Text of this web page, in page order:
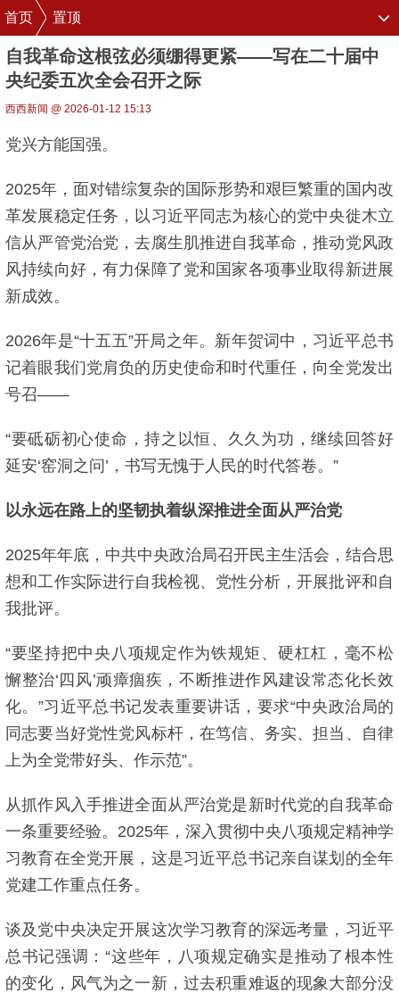
首页 置顶
自我革命这根弦必须绷得更紧——写在二十届中
央纪委五次全会召开之际
西西新闻 @ 2026-01-12 15:13
党兴方能国强。
2025年，面对错综复杂的国际形势和艰巨繁重的国内改
革发展稳定任务，以习近平同志为核心的党中央徙木立
信从严管党治党，去腐生肌推进自我革命，推动党风政
风持续向好，有力保障了党和国家各项事业取得新进展
新成效。
2026年是“十五五”开局之年。新年贺词中，习近平总书
记着眼我们党肩负的历史使命和时代重任，向全党发出
号召——
“要砥砺初心使命，持之以恒、久久为功，继续回答好
延安‘窑洞之问’，书写无愧于人民的时代答卷。”
以永远在路上的坚韧执着纵深推进全面从严治党
2025年年底，中共中央政治局召开民主生活会，结合思
想和工作实际进行自我检视、党性分析，开展批评和自
我批评。
“要坚持把中央八项规定作为铁规矩、硬杠杠，毫不松
懈整治‘四风’顽瘴痼疾，不断推进作风建设常态化长效
化。”习近平总书记发表重要讲话，要求“中央政治局的
同志要当好党性党风标杆，在笃信、务实、担当、自律
上为全党带好头、作示范”。
从抓作风入手推进全面从严治党是新时代党的自我革命
一条重要经验。2025年，深入贯彻中央八项规定精神学
习教育在全党开展，这是习近平总书记亲自谋划的全年
党建工作重点任务。
谈及党中央决定开展这次学习教育的深远考量，习近平
总书记强调：“这些年，八项规定确实是推动了根本性
的变化，风气为之一新，过去积重难返的现象大部分没